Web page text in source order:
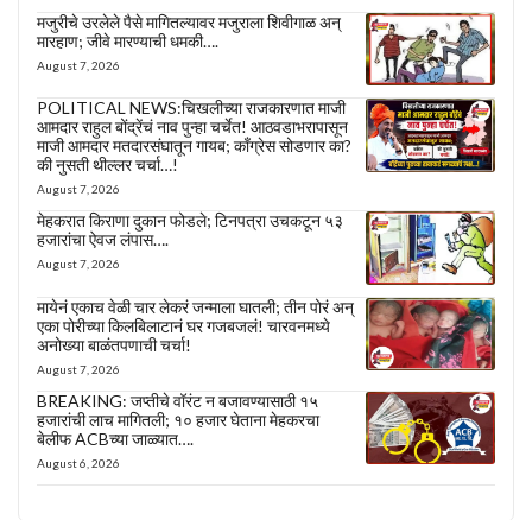
मजुरीचे उरलेले पैसे मागितल्यावर मजुराला शिवीगाळ अन्
मारहाण; जीवे मारण्याची धमकी….
August 7, 2026
POLITICAL NEWS:चिखलीच्या राजकारणात माजी
आमदार राहुल बोंद्रेंचं नाव पुन्हा चर्चेत! आठवडाभरापासून
माजी आमदार मतदारसंघातून गायब; काँग्रेस सोडणार का?
की नुसती थील्लर चर्चा…!
August 7, 2026
मेहकरात किराणा दुकान फोडले; टिनपत्रा उचकटून ५३
हजारांचा ऐवज लंपास….
August 7, 2026
मायेनं एकाच वेळी चार लेकरं जन्माला घातली; तीन पोरं अन्
एका पोरीच्या किलबिलाटानं घर गजबजलं! चारवनमध्ये
अनोख्या बाळंतपणाची चर्चा!
August 7, 2026
BREAKING: जप्तीचे वॉरंट न बजावण्यासाठी १५
हजारांची लाच मागितली; १० हजार घेताना मेहकरचा
बेलीफ ACBच्या जाळ्यात….
August 6, 2026